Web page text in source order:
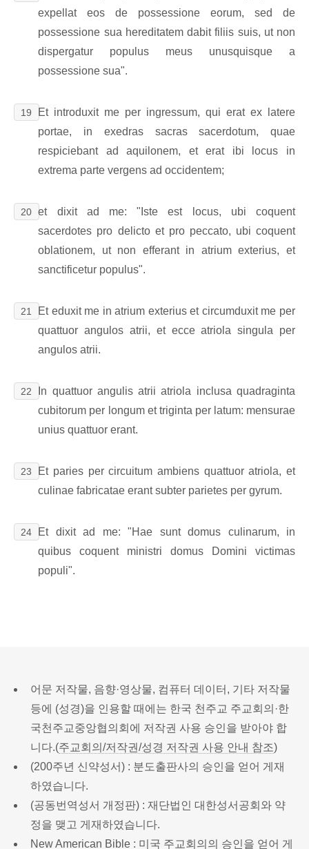
expellat eos de possessione eorum, sed de
possessione sua hereditatem dabit filiis suis, ut non
dispergatur populus meus unusquisque a
possessione sua".
19
Et introduxit me per ingressum, qui erat ex latere
portae, in exedras sacras sacerdotum, quae
respiciebant ad aquilonem, et erat ibi locus in
extrema parte vergens ad occidentem;
20 et dixit ad me: "Iste est locus, ubi coquent
sacerdotes pro delicto et pro peccato, ubi coquent
oblationem, ut non efferant in atrium exterius, et
sanctificetur populus".
21
Et eduxit me in atrium exterius et circumduxit me per
quattuor angulos atrii, et ecce atriola singula per
angulos atrii.
22
In quattuor angulis atrii atriola inclusa quadraginta
cubitorum per longum et triginta per latum: mensurae
unius quattuor erant.
23
Et paries per circuitum ambiens quattuor atriola, et
culinae fabricatae erant subter parietes per gyrum.
24
Et dixit ad me: "Hae sunt domus culinarum, in
quibus coquent ministri domus Domini victimas
populi".
어문 저작물, 음향·영상물, 컴퓨터 데이터, 기타 저작물
등에 (성경)을 인용할 때에는 한국 천주교 주교회의·한
국천주교중앙협의회에 저작권 사용 승인을 받아야 합
니다.(주교회의/저작권/성경 저작권 사용 안내 참조)
(200주년 신약성서) : 분도출판사의 승인을 얻어 게재
하였습니다.
(공동번역성서 개정판) : 재단법인 대한성서공회와 약
정을 맺고 게재하였습니다.
New American Bible : 미국 주교회의의 승인을 얻어 게